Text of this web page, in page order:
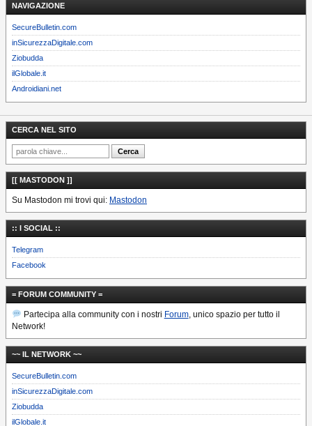
NAVIGAZIONE
SecureBulletin.com
inSicurezzaDigitale.com
Ziobudda
ilGlobale.it
Androidiani.net
CERCA NEL SITO
[[ MASTODON ]]
Su Mastodon mi trovi qui: Mastodon
:: I SOCIAL ::
Telegram
Facebook
= FORUM COMMUNITY =
Partecipa alla community con i nostri Forum, unico spazio per tutto il
Network!
~~ IL NETWORK ~~
SecureBulletin.com
inSicurezzaDigitale.com
Ziobudda
ilGlobale.it